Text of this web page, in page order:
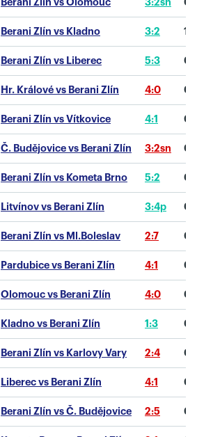
Berani Zlín vs Olomouc 3:2sn 0
Berani Zlín vs Kladno 3:2 1
Berani Zlín vs Liberec 5:3 0
Hr. Králové vs Berani Zlín 4:0 0
Berani Zlín vs Vítkovice 4:1 0
Č. Budějovice vs Berani Zlín 3:2sn 0
Berani Zlín vs Kometa Brno 5:2 0
Litvínov vs Berani Zlín 3:4p 0
Berani Zlín vs Ml.Boleslav 2:7 0
Pardubice vs Berani Zlín 4:1 0
Olomouc vs Berani Zlín 4:0 0
Kladno vs Berani Zlín 1:3 0
Berani Zlín vs Karlovy Vary 2:4 0
Liberec vs Berani Zlín 4:1 0
Berani Zlín vs Č. Budějovice 2:5 0